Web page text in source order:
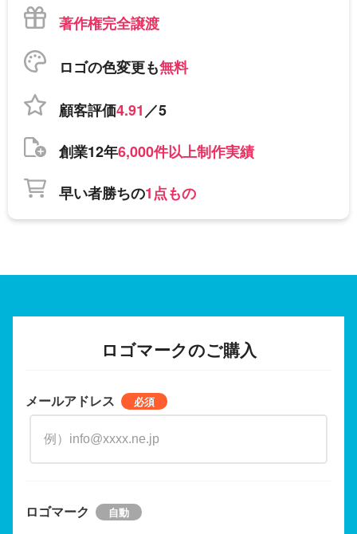
著作権完全譲渡
ロゴの色変更も無料
顧客評価4.91／5
創業12年6,000件以上制作実績
早い者勝ちの1点もの
ロゴマークのご購入
メールアドレス
ロゴマーク